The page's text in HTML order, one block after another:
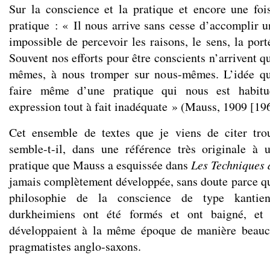
Sur la conscience et la pratique et encore une
pratique : « Il nous arrive sans cesse d’accomplir
impossible de percevoir les raisons, le sens, la
Souvent nos efforts pour être conscients n’arrivent
mêmes, à nous tromper sur nous-mêmes. L’idée
faire même d’une pratique qui nous est
expression tout à fait inadéquate » (Mauss, 1909
Cet ensemble de textes que je viens de citer
semble-t-il, dans une référence très originale à
pratique que Mauss a esquissée dans Les Techniques
jamais complètement développée, sans doute parce
philosophie de la conscience de type
durkheimiens ont été formés et ont baigné, et
développaient à la même époque de manière
pragmatistes anglo-saxons.